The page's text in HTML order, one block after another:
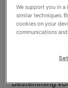
Hotel De
Voerstreek,
glooiende
natuur. Hier
gastvrijheid,
De landelijke
bestemming
We support you in
similar techniques.
cookies on your
communications